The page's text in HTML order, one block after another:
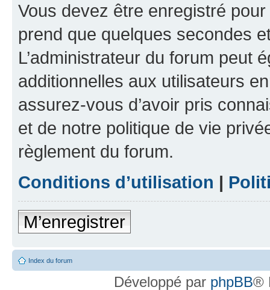
Vous devez être enregistré
prend que quelques secondes
L’administrateur du forum peut
additionnelles aux utilisateurs
assurez-vous d’avoir pris
et de notre politique de vie
règlement du forum.
Conditions d’utilisation |
M’enregistrer
Index du forum
Développé par phpBB®